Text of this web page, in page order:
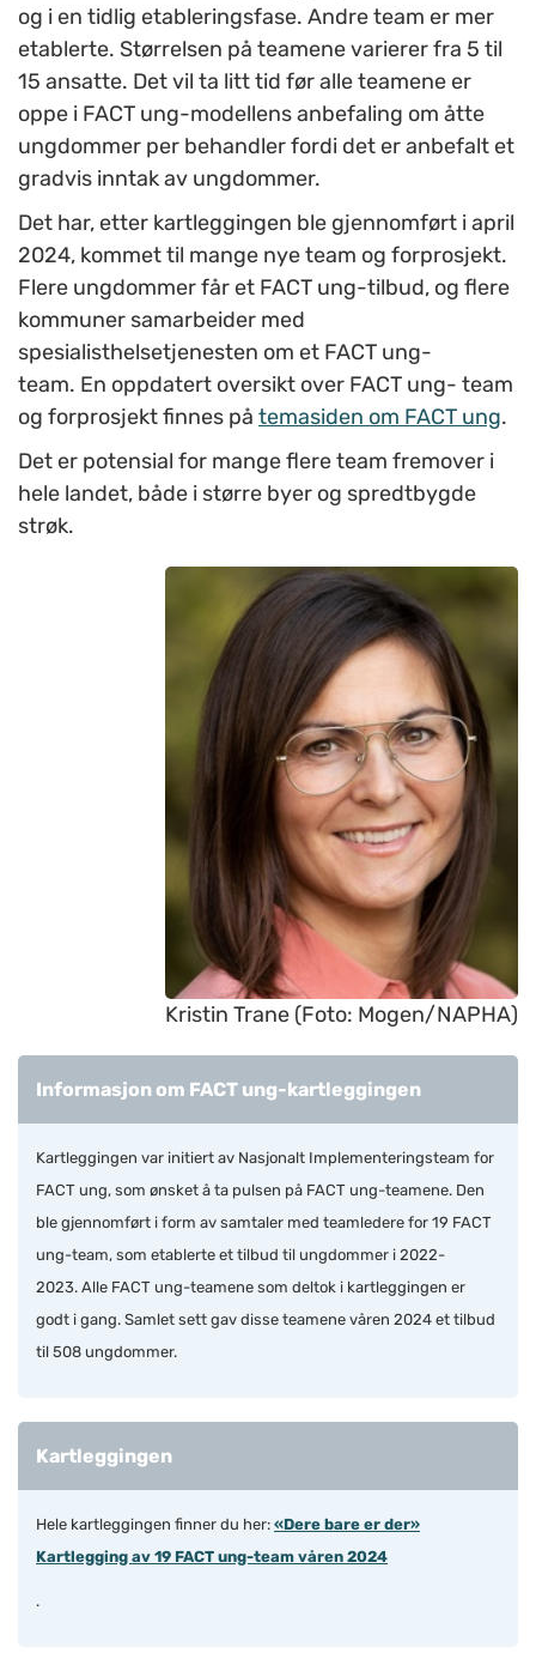
og i en tidlig etableringsfase. Andre team er mer
etablerte. Størrelsen på teamene varierer fra 5 til
15 ansatte. Det vil ta litt tid før alle teamene er
oppe i FACT ung-modellens anbefaling om åtte
ungdommer per behandler fordi det er anbefalt et
gradvis inntak av ungdommer.
Det har, etter kartleggingen ble gjennomført i april
2024, kommet til mange nye team og forprosjekt.
Flere ungdommer får et FACT ung-tilbud, og flere
kommuner samarbeider med
spesialisthelsetjenesten om et FACT ung-
team. En oppdatert oversikt over FACT ung- team
og forprosjekt finnes på temasiden om FACT ung.
Det er potensial for mange flere team fremover i
hele landet, både i større byer og spredtbygde
strøk.
Kristin Trane (Foto: Mogen/NAPHA)
Informasjon om FACT ung-kartleggingen
Kartleggingen var initiert av Nasjonalt Implementeringsteam for
FACT ung, som ønsket å ta pulsen på FACT ung-teamene. Den
ble gjennomført i form av samtaler med teamledere for 19 FACT
ung-team, som etablerte et tilbud til ungdommer i 2022-
2023. Alle FACT ung-teamene som deltok i kartleggingen er
godt i gang. Samlet sett gav disse teamene våren 2024 et tilbud
til 508 ungdommer.
Kartleggingen
Hele kartleggingen finner du her: «Dere bare er der»
Kartlegging av 19 FACT ung-team våren 2024
.